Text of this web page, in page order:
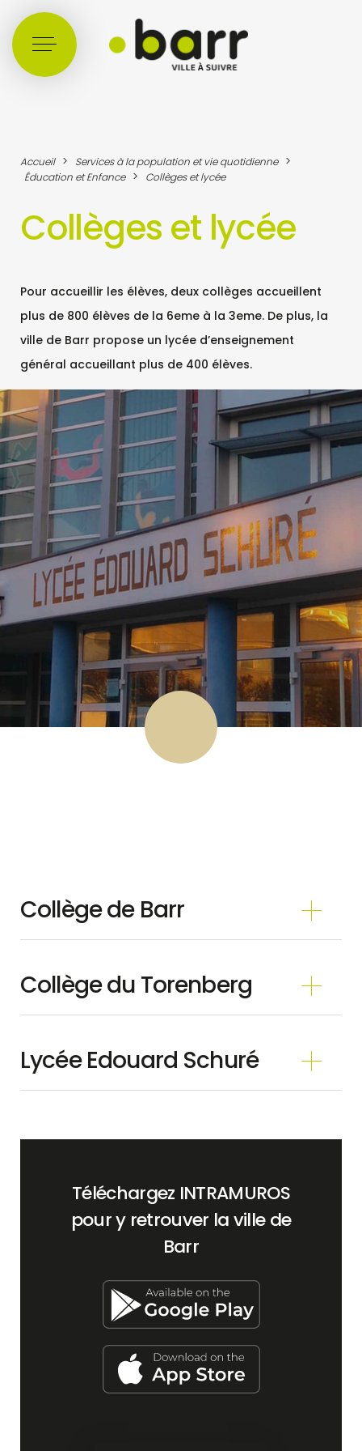
Accueil > Services à la population et vie quotidienne >
Éducation et Enfance > Collèges et lycée
Collèges et lycée
Pour accueillir les élèves, deux collèges accueillent
plus de 800 élèves de la 6eme à la 3eme. De plus, la
ville de Barr propose un lycée d’enseignement
général accueillant plus de 400 élèves.
Collège de Barr
Collège du Torenberg
Lycée Edouard Schuré
Téléchargez INTRAMUROS
pour y retrouver la ville de
Barr